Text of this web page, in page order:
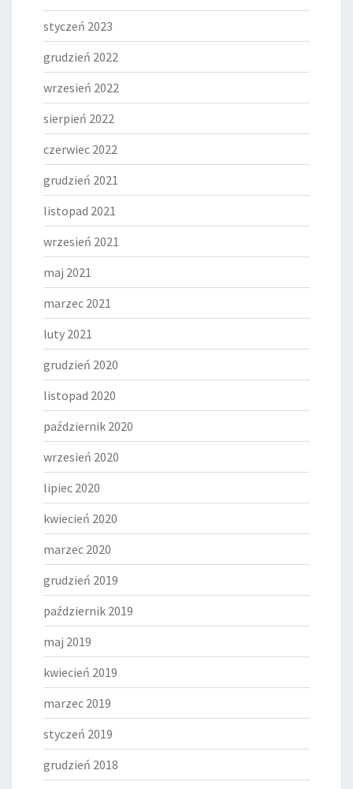
styczeń 2023
grudzień 2022
wrzesień 2022
sierpień 2022
czerwiec 2022
grudzień 2021
listopad 2021
wrzesień 2021
maj 2021
marzec 2021
luty 2021
grudzień 2020
listopad 2020
październik 2020
wrzesień 2020
lipiec 2020
kwiecień 2020
marzec 2020
grudzień 2019
październik 2019
maj 2019
kwiecień 2019
marzec 2019
styczeń 2019
grudzień 2018